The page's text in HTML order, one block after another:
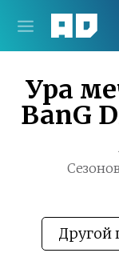
Ура
BanG
Другой